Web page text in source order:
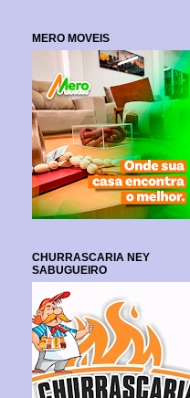
MERO MOVEIS
CHURRASCARIA NEY
SABUGUEIRO